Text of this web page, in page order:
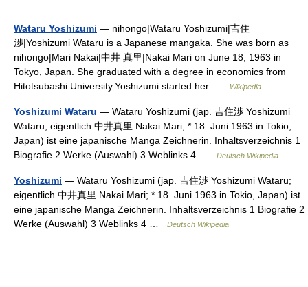
Wataru Yoshizumi — nihongo|Wataru Yoshizumi|吉住
渉|Yoshizumi Wataru is a Japanese mangaka. She was born as
nihongo|Mari Nakai|中井 真里|Nakai Mari on June 18, 1963 in
Tokyo, Japan. She graduated with a degree in economics from
Hitotsubashi University.Yoshizumi started her …
Wikipedia
Yoshizumi Wataru — Wataru Yoshizumi (jap. 吉住渉 Yoshizumi
Wataru; eigentlich 中井真里 Nakai Mari; * 18. Juni 1963 in Tokio,
Japan) ist eine japanische Manga Zeichnerin. Inhaltsverzeichnis 1
Biografie 2 Werke (Auswahl) 3 Weblinks 4 …
Deutsch Wikipedia
Yoshizumi — Wataru Yoshizumi (jap. 吉住渉 Yoshizumi Wataru;
eigentlich 中井真里 Nakai Mari; * 18. Juni 1963 in Tokio, Japan) ist
eine japanische Manga Zeichnerin. Inhaltsverzeichnis 1 Biografie 2
Werke (Auswahl) 3 Weblinks 4 …
Deutsch Wikipedia